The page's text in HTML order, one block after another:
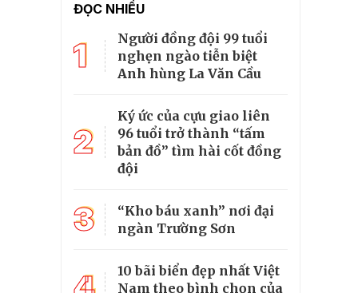
ĐỌC NHIỀU
1
Người đồng đội 99 tuổi
nghẹn ngào tiễn biệt
Anh hùng La Văn Cầu
2
Ký ức của cựu giao liên
96 tuổi trở thành “tấm
bản đồ” tìm hài cốt đồng
đội
3
“Kho báu xanh” nơi đại
ngàn Trường Sơn
10 bãi biển đẹp nhất Việt
Nam theo bình chọn của